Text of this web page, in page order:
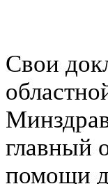
Свои
главный
помощи